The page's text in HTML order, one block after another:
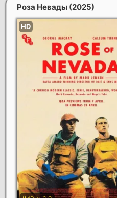
Роза Невады (2025)